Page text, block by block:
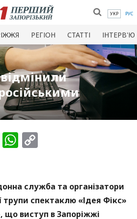
УКР РУС
РЕГІОН СТАТТІ ІНТЕРВ'Ю
Messenger
WhatsApp
служба та організатори
трупи спектаклю «Ідея Фікс»
що виступ в Запоріжжі